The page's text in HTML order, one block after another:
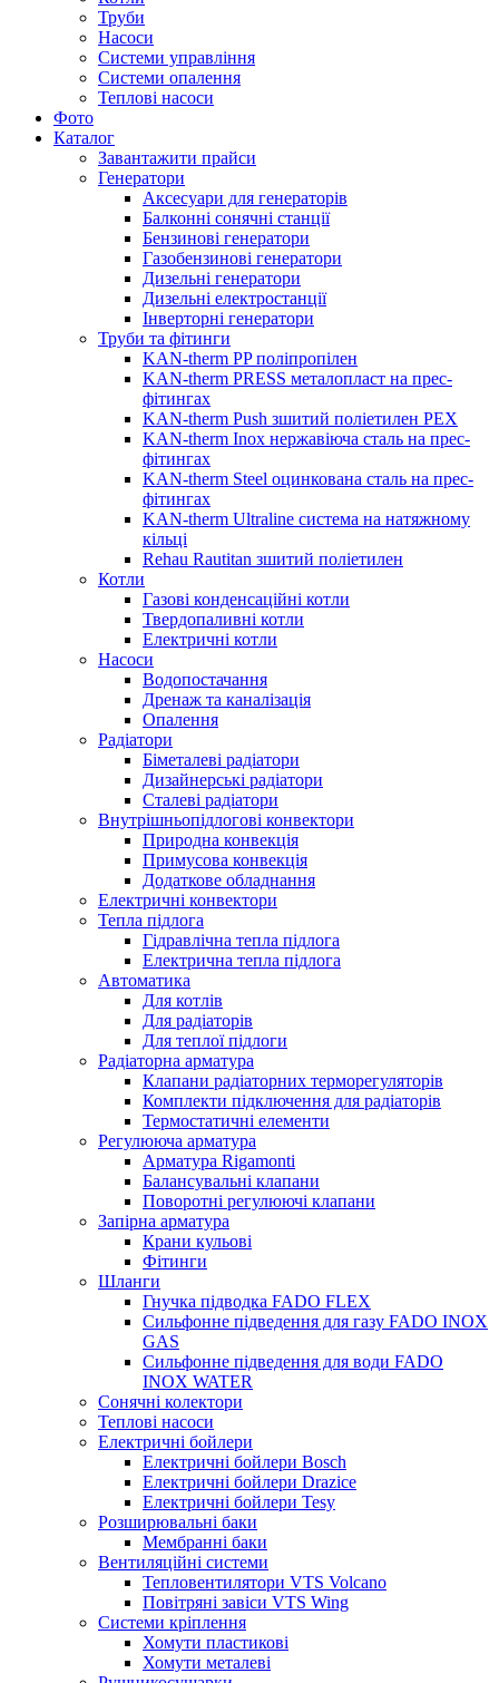
Труби
Насоси
Системи управління
Системи опалення
Теплові насоси
Фото
Каталог
Завантажити прайси
Генератори
Аксесуари для генераторів
Балконні сонячні станції
Бензинові генератори
Газобензинові генератори
Дизельні генератори
Дизельні електростанції
Інверторні генератори
Труби та фітинги
KAN-therm PP поліпропілен
KAN-therm PRESS металопласт на прес-
фітингах
KAN-therm Push зшитий поліетилен PEX
KAN-therm Inox нержавіюча сталь на прес-
фітингах
KAN-therm Steel оцинкована сталь на прес-
фітингах
KAN-therm Ultraline система на натяжному
кільці
Rehau Rautitan зшитий поліетилен
Котли
Газові конденсаційні котли
Твердопаливні котли
Електричні котли
Насоси
Водопостачання
Дренаж та каналізація
Опалення
Радіатори
Біметалеві радіатори
Дизайнерські радіатори
Сталеві радіатори
Внутрішньопідлогові конвектори
Природна конвекція
Примусова конвекція
Додаткове обладнання
Електричні конвектори
Тепла підлога
Гідравлічна тепла підлога
Електрична тепла підлога
Автоматика
Для котлів
Для радіаторів
Для теплої підлоги
Радіаторна арматура
Клапани радіаторних терморегуляторів
Комплекти підключення для радіаторів
Термостатичні елементи
Регулююча арматура
Арматура Rigamonti
Балансувальні клапани
Поворотні регулюючі клапани
Запірна арматура
Крани кульові
Фітинги
Шланги
Гнучка підводка FADO FLEX
Сильфонне підведення для газу FADO INOX
GAS
Сильфонне підведення для води FADO
INOX WATER
Сонячні колектори
Теплові насоси
Електричні бойлери
Електричні бойлери Bosch
Електричні бойлери Drazice
Електричні бойлери Tesy
Розширювальні баки
Мембранні баки
Вентиляційні системи
Тепловентилятори VTS Volcano
Повітряні завіси VTS Wing
Системи кріплення
Хомути пластикові
Хомути металеві